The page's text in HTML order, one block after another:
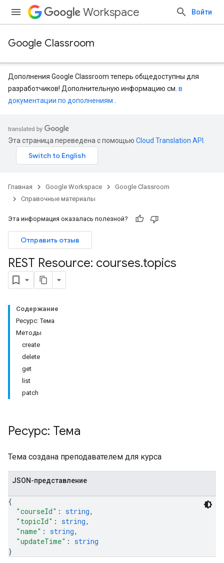
Workspace Войти
Google Classroom
Дополнения Google Classroom теперь общедоступны для
разработчиков! Дополнительную информацию см. в
документации по дополнениям
Эта страница переведена с помощью Cloud Translation API
Главная Google Workspace
Google Classroom
Справочные материалы
Эта информация оказалась полезной?
Отправить отзыв
REST Resource: courses.topics
Содержание
Ресурс: Тема
Методы
create
delete
get
list
patch
Ресурс: Тема
Тема создана преподавателем для курса
JSON-представление
{
"courseId" : string,
"topicId" : string,
"name" : string,
"updateTime" : string
}